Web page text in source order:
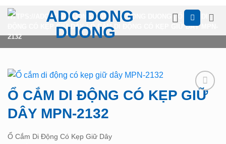
HTTPS://ADCDONGDUONG.COM ADC DONG DUONG | Ổ CẮM DI
ĐỘNG CÓ KẸP GIỮ DÂY| Ổ CẮM DI ĐỘNG CÓ KẸP GIỮ DÂY MPN-
2132
Add to
Ổ CẮM DI ĐỘNG CÓ KẸP GIỮ
DÂY MPN-2132
Ổ Cắm Di Động Có Kẹp Giữ Dây